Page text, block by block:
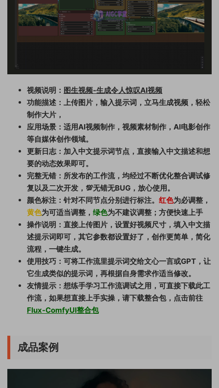
视频说明： 图生视频-生成令人惊叹AI视频
功能描述：上传图片，输入提示词，立马生成视频，轻松
制作大片，
应用场景：适用AI视频制作，视频素材制作，AI电影创作
等自媒体创作领域。
更新日志：加入中文提示词节点，直接输入中文描述和想
要的动态效果即可。
完整无错：所发布的工作流，均经过不断优化整合调试修
复以及二次开发，💯无错无BUG，放心使用。
颜色标注：针对不同节点分别进行标注。 红色为必调整，
黄色为可适当调整， 绿色为不建议调整；方便快速上手
操作说明：直接上传图片，设置好视频尺寸，填入中文描
述提示词即可，其它参数都设置好了，创作更简单，简化
流程，一键生成。
使用技巧：可将工作流里提示词交给文心一言或GPT，让
它生成类似的提示词，再根据自身需求作适当修改。
友情提示：想练手学习工作流调试之用，可直接下载此工
作流，如果想直接上手实操，请下载整合包，点击前往
Flux-ComfyUI整合包
成品案例